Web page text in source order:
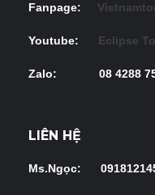
Fanpage:
Youtube: Eclipse
Zalo:
LIÊN HỆ
Ms.Ngọc: